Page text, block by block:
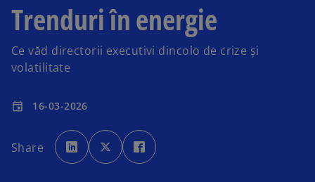
Trenduri în energie
Ce văd directorii executivi dincolo de crize și
volatilitate
event 16-03-2026
Share
o
p
e
n
o
p
e
n
p
e